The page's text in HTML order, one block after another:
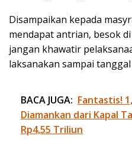
Disampaikan kepada
mendapat antrian, besok
jangan khawatir
laksanakan sampai
BACA JUGA: Fantastis!
Diamankan dari Kapal
Rp4,55 Triliun